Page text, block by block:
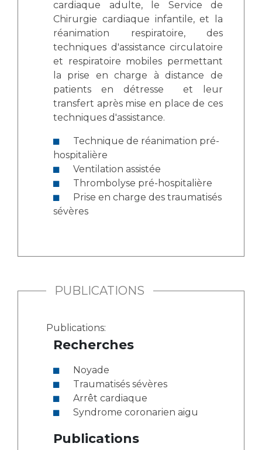
cardiaque adulte, le Service de
Chirurgie cardiaque infantile, et la
réanimation respiratoire, des
techniques d'assistance circulatoire
et respiratoire mobiles permettant
la prise en charge à distance de
patients en détresse et leur
transfert après mise en place de ces
techniques d'assistance.
Technique de réanimation pré-
hospitalière
Ventilation assistée
Thrombolyse pré-hospitalière
Prise en charge des traumatisés
sévères
PUBLICATIONS
Publications:
Recherches
Noyade
Traumatisés sévères
Arrêt cardiaque
Syndrome coronarien aigu
Publications